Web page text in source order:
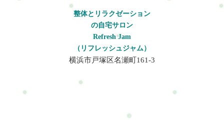
整体とリラクゼーション
の自宅サロン
Refresh Jam
（リフレッシュジャム）
横浜市戸塚区名瀬町161-3